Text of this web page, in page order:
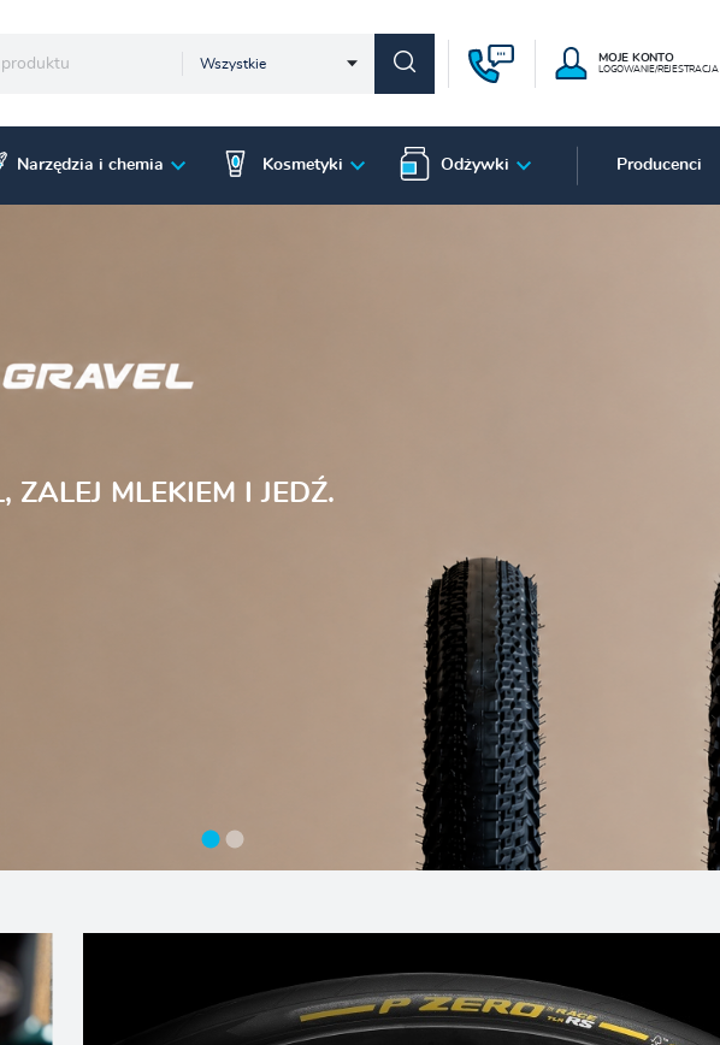
Wszystkie MOJE KONTO
LOGOWANIE/REJESTRACJA
Narzędzia i chemia Kosmetyki Odżywki Producenci